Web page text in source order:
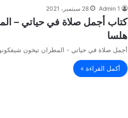
Admin 1 28 سبتمبر، 2021
كتاب أجمل صلاة في حياتي –
هلسا
أجمل صلاة في حياتي - المطران تيخون
أكمل القراءة »